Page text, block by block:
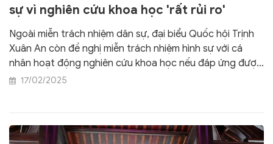
sự vì nghiên cứu khoa học 'rất rủi ro'
Ngoài miễn trách nhiệm dân sự, đại biểu Quốc hội Trịnh
Xuân An còn đề nghị miễn trách nhiệm hình sự với cá
nhân hoạt động nghiên cứu khoa học nếu đáp ứng được
các tiêu chí khách quan về quy trình thủ tục.
17/02/2025